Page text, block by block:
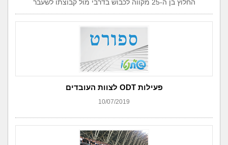
החלוץ בן ה-25 מקווה לכבוש בדרבי מול קבוצתו לשעבר
פעילות ODT לצוות העובדים
10/07/2019